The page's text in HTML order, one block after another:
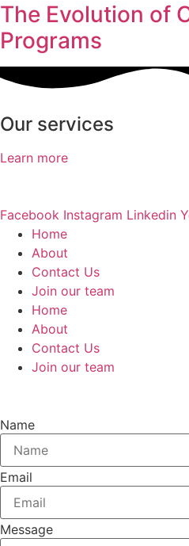
The Evolution of
Programs
Our services
Learn more
Facebook Instagram Linkedin
Home
About
Contact Us
Join our team​
Home
About
Contact Us
Join our team​
Name
Email
Message